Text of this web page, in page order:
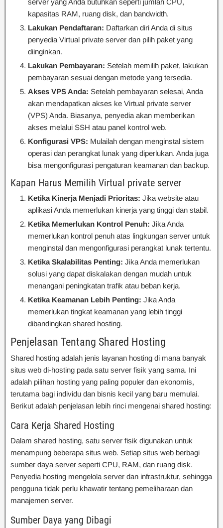
server yang Anda butuhkan seperti jumlah CPU,
kapasitas RAM, ruang disk, dan bandwidth.
Lakukan Pendaftaran: Daftarkan diri Anda di situs
penyedia Virtual private server dan pilih paket yang
diinginkan.
Lakukan Pembayaran: Setelah memilih paket, lakukan
pembayaran sesuai dengan metode yang tersedia.
Akses VPS Anda: Setelah pembayaran selesai, Anda
akan mendapatkan akses ke Virtual private server
(VPS) Anda. Biasanya, penyedia akan memberikan
akses melalui SSH atau panel kontrol web.
Konfigurasi VPS: Mulailah dengan menginstal sistem
operasi dan perangkat lunak yang diperlukan. Anda juga
bisa mengonfigurasi pengaturan keamanan dan backup.
Kapan Harus Memilih Virtual private server
Ketika Kinerja Menjadi Prioritas: Jika website atau
aplikasi Anda memerlukan kinerja yang tinggi dan stabil.
Ketika Memerlukan Kontrol Penuh: Jika Anda
memerlukan kontrol penuh atas lingkungan server untuk
menginstal dan mengonfigurasi perangkat lunak tertentu.
Ketika Skalabilitas Penting: Jika Anda memerlukan
solusi yang dapat diskalakan dengan mudah untuk
menangani peningkatan trafik atau beban kerja.
Ketika Keamanan Lebih Penting: Jika Anda
memerlukan tingkat keamanan yang lebih tinggi
dibandingkan shared hosting.
Penjelasan Tentang Shared Hosting
Shared hosting adalah jenis layanan hosting di mana banyak
situs web di-hosting pada satu server fisik yang sama. Ini
adalah pilihan hosting yang paling populer dan ekonomis,
terutama bagi individu dan bisnis kecil yang baru memulai.
Berikut adalah penjelasan lebih rinci mengenai shared hosting:
Cara Kerja Shared Hosting
Dalam shared hosting, satu server fisik digunakan untuk
menampung beberapa situs web. Setiap situs web berbagi
sumber daya server seperti CPU, RAM, dan ruang disk.
Penyedia hosting mengelola server dan infrastruktur, sehingga
pengguna tidak perlu khawatir tentang pemeliharaan dan
manajemen server.
Sumber Daya yang Dibagi